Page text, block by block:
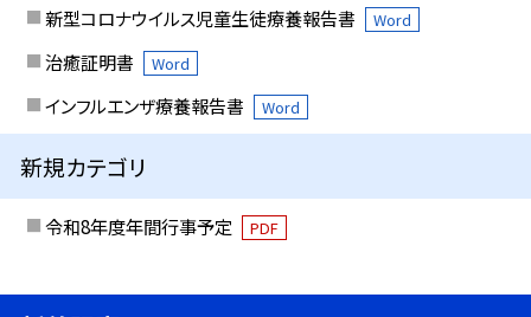
新型コロナウイルス児童生徒療養報告書 Word
治癒証明書 Word
インフルエンザ療養報告書 Word
新規カテゴリ
令和8年度年間行事予定 PDF